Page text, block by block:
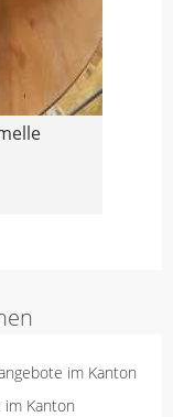
im Kanton
im Kanton